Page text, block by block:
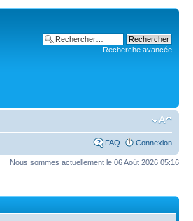
Recherche avancée
FAQ Connexion
Nous sommes actuellement le 06 Août 2026 05:16